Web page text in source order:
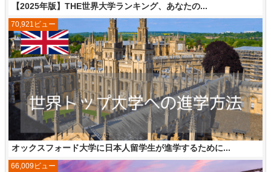
【2025年版】THE世界大学ランキング、あなたの...
オックスフォード大学に日本人留学生が進学するために...
70,921ビュー
66,009ビュー